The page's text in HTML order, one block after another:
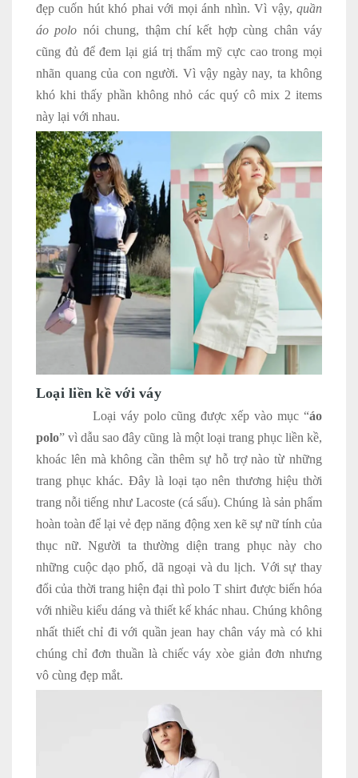
đẹp cuốn hút khó phai với mọi ánh nhìn. Vì vậy, quần
áo polo nói chung, thậm chí kết hợp cùng chân váy
cũng đủ để đem lại giá trị thẩm mỹ cực cao trong mọi
nhãn quang của con người. Vì vậy ngày nay, ta không
khó khi thấy phần không nhỏ các quý cô mix 2 items
này lại với nhau.
Loại liền kề với váy
Loại váy polo cũng được xếp vào mục “áo
polo” vì dẫu sao đây cũng là một loại trang phục liền kề,
khoác lên mà không cần thêm sự hỗ trợ nào từ những
trang phục khác. Đây là loại tạo nên thương hiệu thời
trang nỗi tiếng như Lacoste (cá sấu). Chúng là sản phẩm
hoàn toàn để lại vẻ đẹp năng động xen kẽ sự nữ tính của
thục nữ. Người ta thường diện trang phục này cho
những cuộc dạo phố, dã ngoại và du lịch. Với sự thay
đổi của thời trang hiện đại thì polo T shirt được biến hóa
với nhiều kiểu dáng và thiết kế khác nhau. Chúng không
nhất thiết chỉ đi với quần jean hay chân váy mà có khi
chúng chỉ đơn thuần là chiếc váy xòe giản đơn nhưng
vô cùng đẹp mắt.